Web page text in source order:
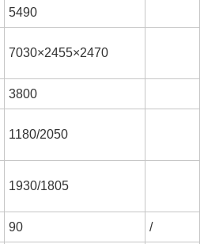
5490
7030×2455×2470
3800
1180/2050
1930/1805
90 /